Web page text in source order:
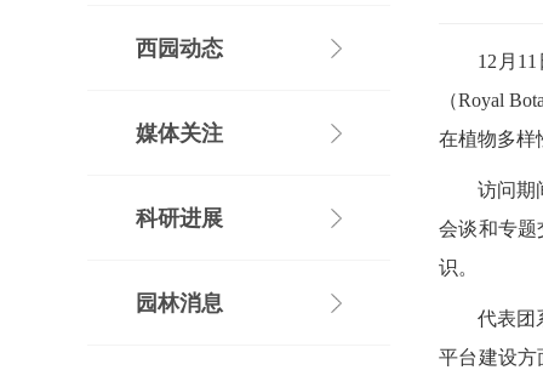
西园动态
媒体关注
科研进展
园林消息
12月
（Royal
在植物多样
访问期
会谈和专题
识。
代表团
平台建设方